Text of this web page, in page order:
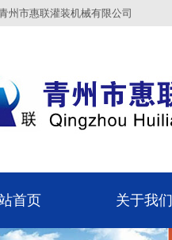
州市惠联灌装机械有限公司
首页 关于我们